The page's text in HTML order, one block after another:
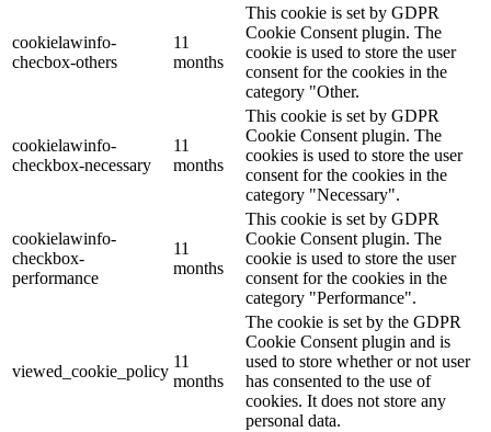
cookielawinfo-
checbox-others
11
months
This cookie is set by GDPR
Cookie Consent plugin. The
cookie is used to store the user
consent for the cookies in the
category "Other.
cookielawinfo-
checkbox-necessary
11
months
This cookie is set by GDPR
Cookie Consent plugin. The
cookies is used to store the user
consent for the cookies in the
category "Necessary".
cookielawinfo-
checkbox-
performance
11
months
This cookie is set by GDPR
Cookie Consent plugin. The
cookie is used to store the user
consent for the cookies in the
category "Performance".
viewed_cookie_policy
11
months
The cookie is set by the GDPR
Cookie Consent plugin and is
used to store whether or not user
has consented to the use of
cookies. It does not store any
personal data.